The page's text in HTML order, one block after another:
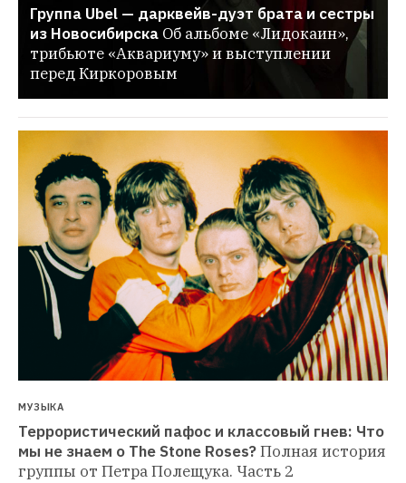
Группа Ubel — дарквейв-дуэт брата и сестры
из Новосибирска Об альбоме «Лидокаин»,
трибьюте «Аквариуму» и выступлении
перед Киркоровым
МУЗЫКА
Террористический пафос и классовый гнев: Что
мы не знаем о The Stone Roses?Полная история
группы от Петра Полещука. Часть 2